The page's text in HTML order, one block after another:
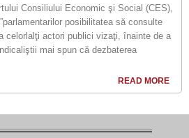
Consiliului Economic şi Social (CES),
posibilitatea să consulte
celorlalţi actori publici vizaţi, înainte de a
mai spun că dezbaterea
READ MORE